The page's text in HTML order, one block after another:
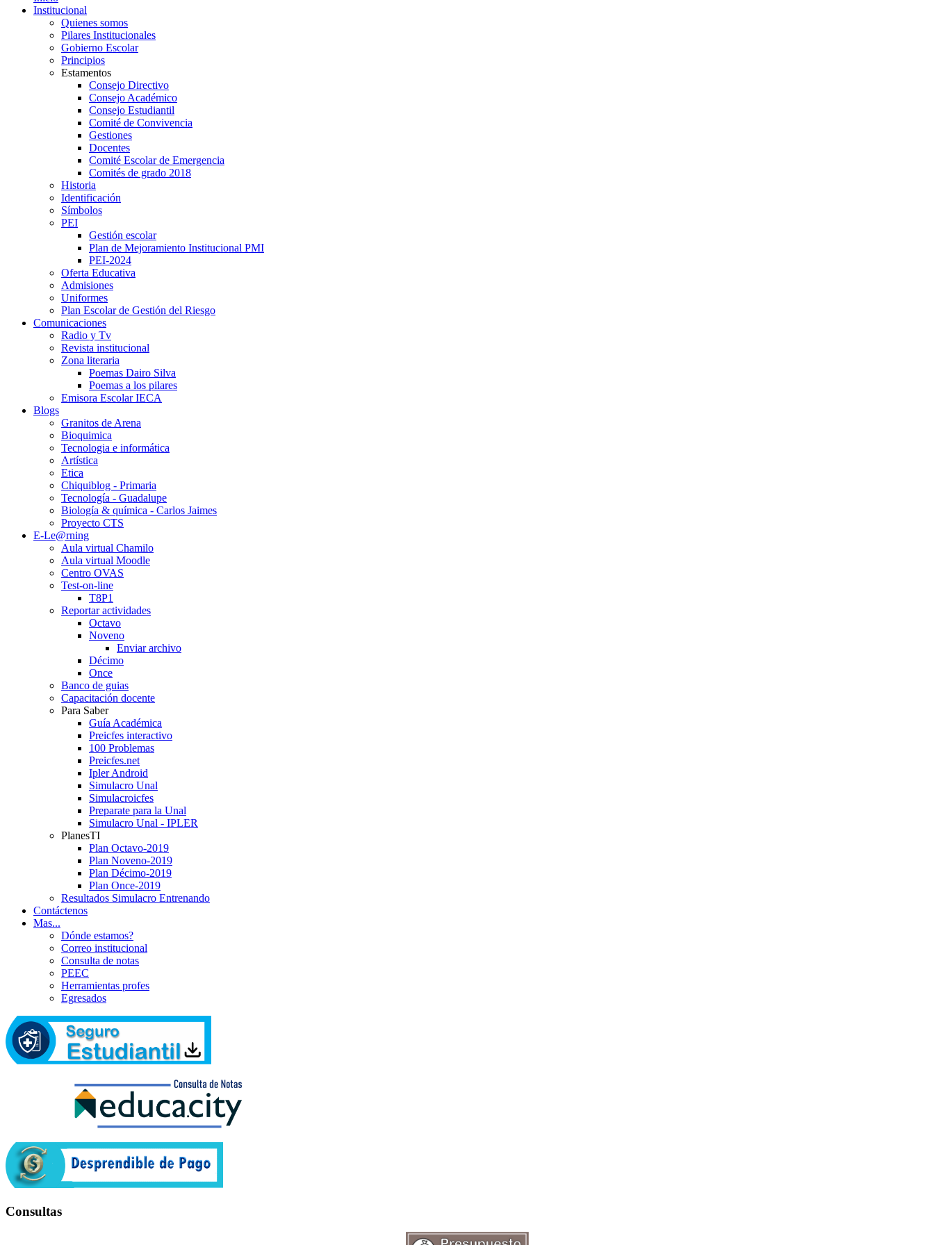
Institucional
Quienes somos
Pilares Institucionales
Gobierno Escolar
Principios
Estamentos
Consejo Directivo
Consejo Académico
Consejo Estudiantil
Comité de Convivencia
Gestiones
Docentes
Comité Escolar de Emergencia
Comités de grado 2018
Historia
Identificación
Símbolos
PEI
Gestión escolar
Plan de Mejoramiento Institucional PMI
PEI-2024
Oferta Educativa
Admisiones
Uniformes
Plan Escolar de Gestión del Riesgo
Comunicaciones
Radio y Tv
Revista institucional
Zona literaria
Poemas Dairo Silva
Poemas a los pilares
Emisora Escolar IECA
Blogs
Granitos de Arena
Bioquimica
Tecnologia e informática
Artística
Etica
Chiquiblog - Primaria
Tecnología - Guadalupe
Biología & química - Carlos Jaimes
Proyecto CTS
E-Le@rning
Aula virtual Chamilo
Aula virtual Moodle
Centro OVAS
Test-on-line
T8P1
Reportar actividades
Octavo
Noveno
Enviar archivo
Décimo
Once
Banco de guias
Capacitación docente
Para Saber
Guía Académica
Preicfes interactivo
100 Problemas
Preicfes.net
Ipler Android
Simulacro Unal
Simulacroicfes
Preparate para la Unal
Simulacro Unal - IPLER
PlanesTI
Plan Octavo-2019
Plan Noveno-2019
Plan Décimo-2019
Plan Once-2019
Resultados Simulacro Entrenando
Contáctenos
Mas...
Dónde estamos?
Correo institucional
Consulta de notas
PEEC
Herramientas profes
Egresados
Consultas